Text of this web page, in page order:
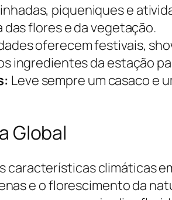
piqueniques e
das flores e da vegetação.
oferecem festivais,
ingredientes da estação
Leve sempre um casaco e
Global
características climáticas
e o florescimento da